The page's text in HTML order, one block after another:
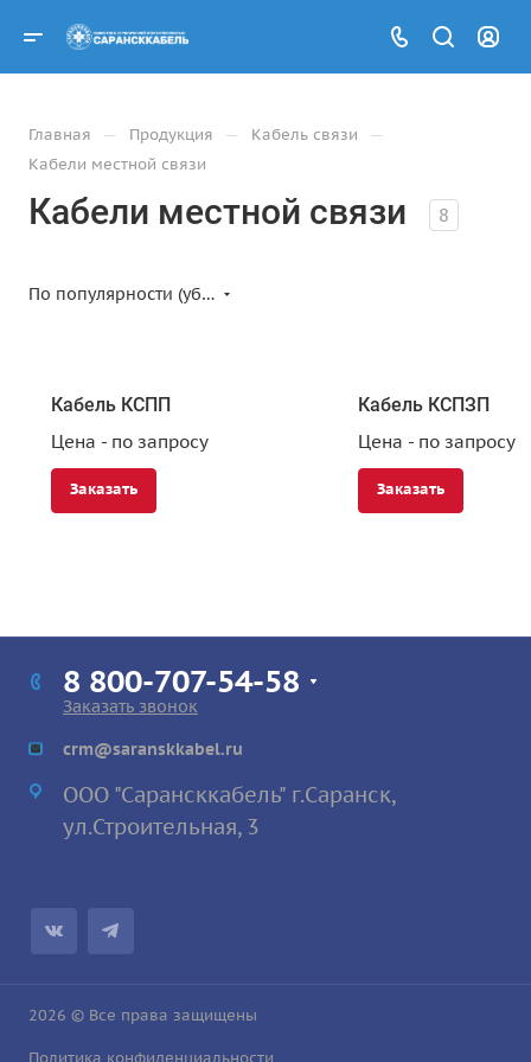
Главная — Продукция — Кабель связи —
Кабели местной связи
Кабели местной связи 8
По популярности (убывание)
Кабель КСПП
Цена - по запросу
Заказать
Кабель КСПЗП
Цена - по запросу
Заказать
8 800-707-54-58
Заказать звонок
crm@saranskkabel.ru
ООО "Сарансккабель" г.Саранск,
ул.Строительная, 3
2026 © Все права защищены
Политика конфиденциальности